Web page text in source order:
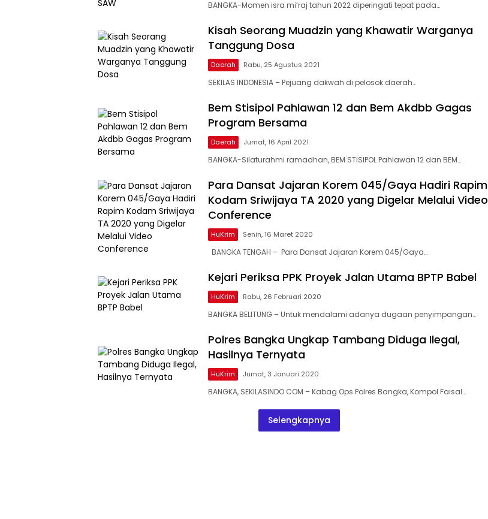
BANGKA-Momen isra mi’raj tahun 2022 diperingati tepat pada…
Kisah Seorang Muadzin yang Khawatir Warganya
Tanggung Dosa
Daerah Rabu, 25 Agustus 2021
SEKILAS INDONESIA – Pejuang dakwah di pelosok daerah…
Bem Stisipol Pahlawan 12 dan Bem Akdbb Gagas
Program Bersama
Daerah Jumat, 16 April 2021
BANGKA-Silaturahmi ramadhan, BEM STISIPOL Pahlawan 12 dan BEM…
Para Dansat Jajaran Korem 045/Gaya Hadiri Rapim
Kodam Sriwijaya TA 2020 yang Digelar Melalui Video
Conference
HuKrim Senin, 16 Maret 2020
BANGKA TENGAH – Para Dansat Jajaran Korem 045/Gaya…
Kejari Periksa PPK Proyek Jalan Utama BPTP Babel
HuKrim Rabu, 26 Februari 2020
BANGKA BELITUNG – Untuk mendalami adanya dugaan penyimpangan…
Polres Bangka Ungkap Tambang Diduga Ilegal,
Hasilnya Ternyata
HuKrim Jumat, 3 Januari 2020
BANGKA, SEKILASINDO.COM – Kabag Ops Polres Bangka, Kompol Faisal…
Selengkapnya